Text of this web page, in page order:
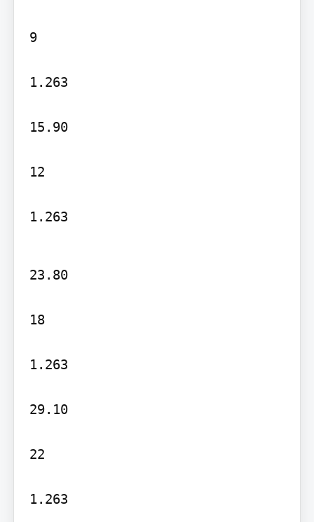
9
1.263
15.90
12
1.263
23.80
18
1.263
29.10
22
1.263